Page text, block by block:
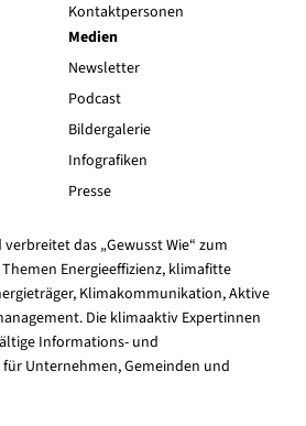
Kontaktpersonen
Medien
Newsletter
Podcast
Bildergalerie
Infografiken
Presse
das „Gewusst Wie“ zum
Energieeffizienz, klimafitte
Klimakommunikation, Aktive
Die klimaaktiv Expertinnen
Informations- und
Unternehmen, Gemeinden und